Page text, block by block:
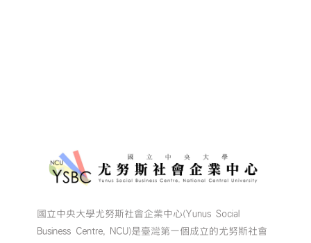
國立中央大學尤努斯社會企業中心(Yunus Social
Business Centre, NCU)是臺灣第一個成立的尤努斯社會